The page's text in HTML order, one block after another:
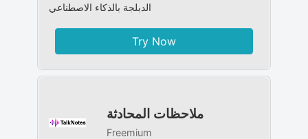
الدبلجة بالذكاء الاصطناعي
Try Now
ملاحظات المحادثة
Freemium